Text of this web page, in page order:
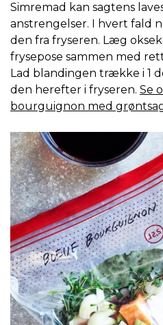
Simremad kan sagtens
anstrengelser. I hvert fald
den fra fryseren. Læg
frysepose sammen med
Lad blandingen trække i 1
den herefter i fryseren. Se
bourguignon med